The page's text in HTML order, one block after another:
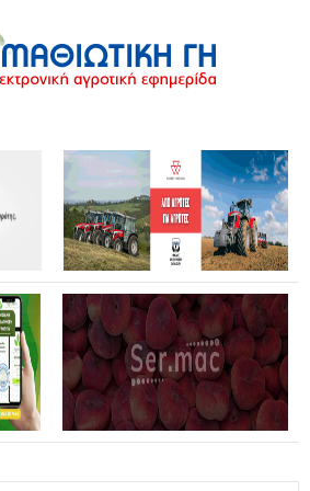
Θωρακίζεται όλη η χώρα απέναντι